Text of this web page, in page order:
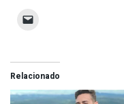
Relacionado